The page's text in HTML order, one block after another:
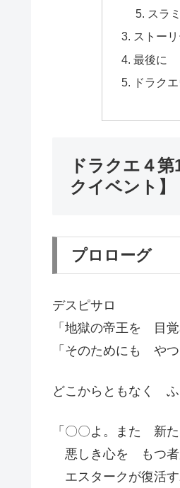
スラ
ストー
最後に
ドラク
ドラクエ４
クイベント】
プロローグ
デスピサロ
「地獄の帝王を 目
「そのためにも や
どこからともなく
「〇〇よ。また 新
悪しき心を もつ者
エスタークが復活